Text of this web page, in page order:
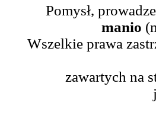
Pomysł,
manio
Wszelkie prawa
zawartych na